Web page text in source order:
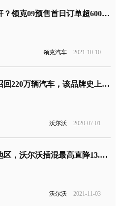
国产标杆？领克09预售首日订单超6000台
领克汽车 2021-10-10
沃尔沃召回220万辆汽车，该品牌史上最大规模召回
沃尔沃 2020-07-01
仅上海地区，沃尔沃插混最高直降13.5万元
沃尔沃 2021-11-03